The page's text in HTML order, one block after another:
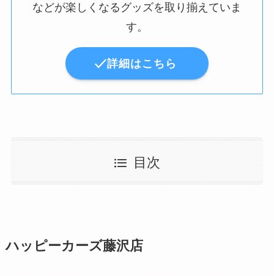
などが楽しくなるグッズを取り揃えていま
す。
詳細はこちら
目次
ハッピーカーズ藤沢店